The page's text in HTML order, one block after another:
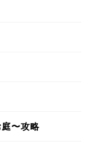
〜攻略